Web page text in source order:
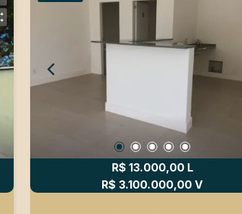
R$ 13.000,00 L
R$ 3.100.000,00 V